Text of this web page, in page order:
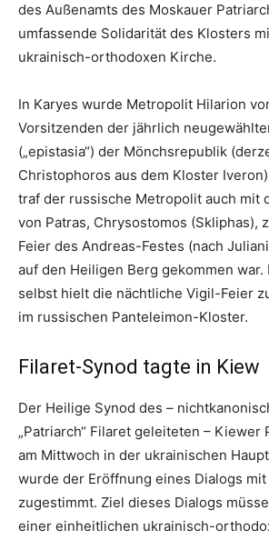
des Außenamts des Moskauer
umfassende Solidarität des Klosters
ukrainisch-orthodoxen Kirche.
In Karyes wurde Metropolit Hilarion
Vorsitzenden der jährlich
(„epistasia“) der Mönchsrepublik
Christophoros aus dem Kloster
traf der russische Metropolit auch mit
von Patras, Chrysostomos (Skliphas),
Feier des Andreas-Festes (nach
auf den Heiligen Berg gekommen
selbst hielt die nächtliche Vigil-Feier
im russischen Panteleimon-Kloster.
Filaret-Synod tagte in Kiew
Der Heilige Synod des –
„Patriarch“ Filaret geleiteten – Kiewer
am Mittwoch in der ukrainischen
wurde der Eröffnung eines Dialogs mit
zugestimmt. Ziel dieses Dialogs
einer einheitlichen ukrainisch-